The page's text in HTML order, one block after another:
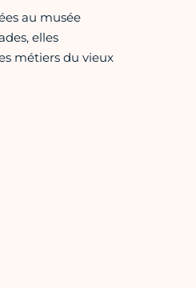
au musée
elles
métiers du vieux